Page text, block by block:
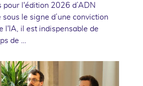
pour l'édition 2026 d’ADN
sous le signe d’une conviction
l'IA, il est indispensable de
de …